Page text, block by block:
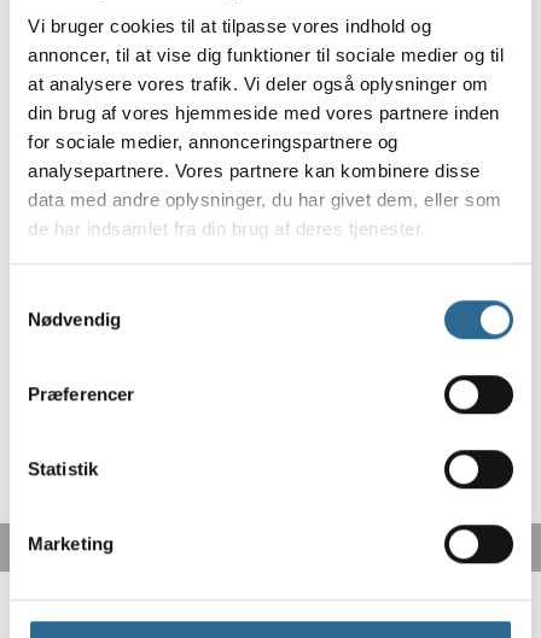
Vi bruger cookies til at tilpasse vores indhold og
annoncer, til at vise dig funktioner til sociale medier og til
at analysere vores trafik. Vi deler også oplysninger om
din brug af vores hjemmeside med vores partnere inden
for sociale medier, annonceringspartnere og
analysepartnere. Vores partnere kan kombinere disse
data med andre oplysninger, du har givet dem, eller som
de har indsamlet fra din brug af deres tjenester.
Nødvendig
Præferencer
Statistik
Marketing
Er du ligesom Marshall lidt klodset og fjoller rundt og laver
ulykker så på med masken og kast dig ud i eventyret med de
øvrige fra Paw Patrol.
Ingen kan klare sig uden et medlem som får de andre til at grine
og som aldrig lader sine venner i stikken. Så selvom motorikken
driller lidt, så bare rolig masken sidder fast med elastik.
Pakken indeholder: 1 stk
Mål: 20 cm x 12 cm.